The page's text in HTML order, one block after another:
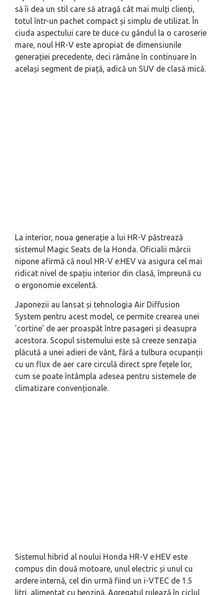
să îi dea un stil care să atragă cât mai mulți clienți,
totul într-un pachet compact și simplu de utilizat. În
ciuda aspectului care te duce cu gândul la o caroserie
mare, noul HR-V este apropiat de dimensiunile
generației precedente, deci rămâne în continuare în
același segment de piață, adică un SUV de clasă mică.
La interior, noua generație a lui HR-V păstrează
sistemul Magic Seats de la Honda. Oficialii mărcii
nipone afirmă că noul HR-V e:HEV va asigura cel mai
ridicat nivel de spațiu interior din clasă, împreună cu
o ergonomie excelentă.
Japonezii au lansat și tehnologia Air Diffusion
System pentru acest model, ce permite crearea unei
'cortine' de aer proaspăt între pasageri și deasupra
acestora. Scopul sistemului este să creeze senzația
plăcută a unei adieri de vânt, fără a tulbura ocupanții
cu un flux de aer care circulă direct spre fețele lor,
cum se poate întâmpla adesea pentru sistemele de
climatizare convenționale.
Sistemul hibrid al noului Honda HR-V e:HEV este
compus din două motoare, unul electric și unul cu
ardere internă, cel din urmă fiind un i-VTEC de 1.5
litri, alimentat cu benzină. Agregatul rulează în ciclul